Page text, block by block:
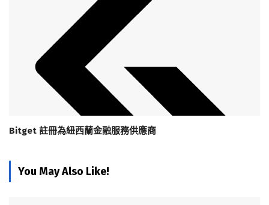
Bitget 註冊為紐西蘭金融服務供應商
You May Also Like!